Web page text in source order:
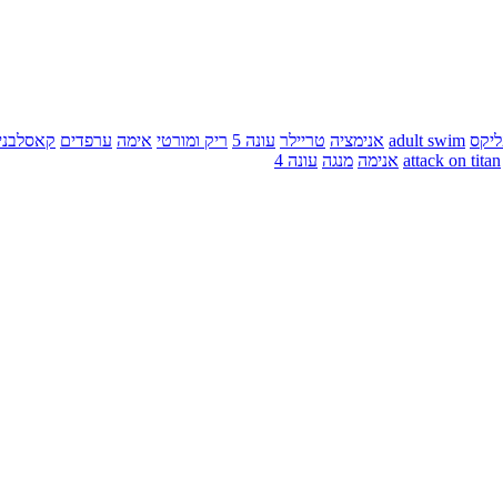
adult swim אנימציה טריילר עונה 5 ריק ומורטי אימה ערפדים
attack on titan אנימה מנגה עונה 4